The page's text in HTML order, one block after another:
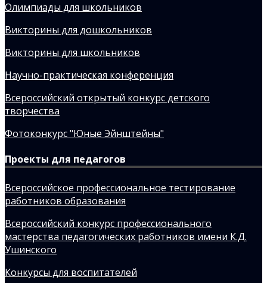
Олимпиады для школьников
Викторины для дошкольников
Викторины для школьников
Научно-практическая конференция
Всероссийский открытый конкурс детского
творчества
Фотоконкурс "Юные Эйнштейны"
Проекты для педагогов
Всероссийское профессиональное тестирование
работников образования
Всероссийский конкурс профессионального
мастерства педагогических работников имени К.Д.
Ушинского
Конкурсы для воспитателей